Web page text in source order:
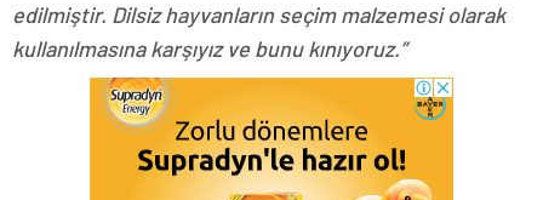
edilmiştir. Dilsiz hayvanların seçim malzemesi olarak
kullanılmasına karşıyız ve bunu kınıyoruz.”